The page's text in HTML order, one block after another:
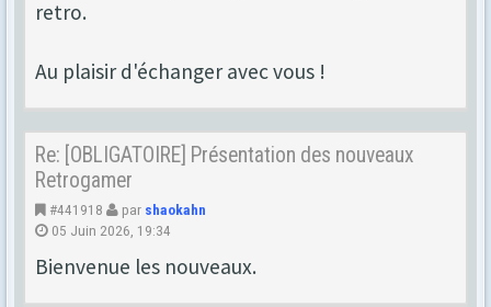
retro.
Au plaisir d'échanger avec vous !
Re: [OBLIGATOIRE] Présentation des nouveaux
Retrogamer
#441918 par shaokahn
05 Juin 2026, 19:34
Bienvenue les nouveaux.